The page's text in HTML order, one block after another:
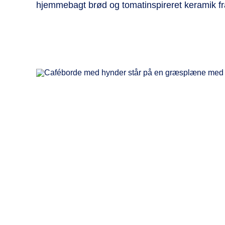
hjemmebagt brød og tomatinspireret keramik